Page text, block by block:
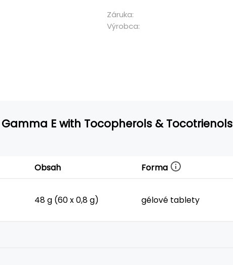
Záruka:
Výrobca:
E with Tocopherols & Tocotrienols
Obsah Forma
48 g (60 x 0,8 g) gélové tablety